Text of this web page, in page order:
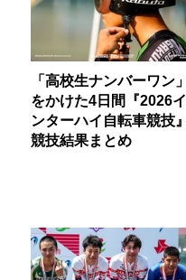
「高校生ナンバーワン」
をかけた4日間『2026イ
ンターハイ自転車競技』
競技結果まとめ